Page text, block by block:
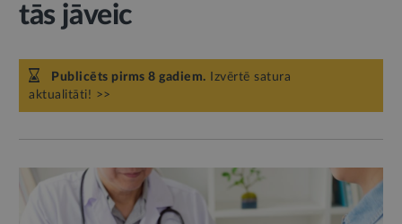
tās jāveic
Publicēts pirms 8 gadiem. Izvērtē satura
aktualitāti! >>